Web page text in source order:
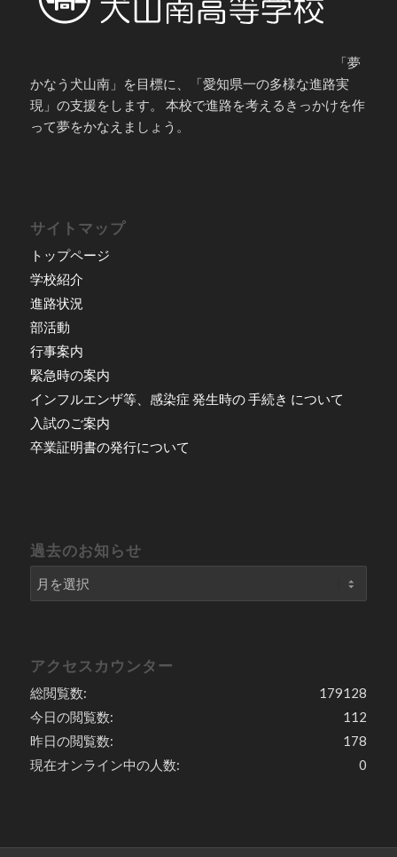
「夢
かなう犬山南」を目標に、「愛知県一の多様な進路実
現」の支援をします。 本校で進路を考えるきっかけを作
って夢をかなえましょう。
サイトマップ
トップページ
学校紹介
進路状況
部活動
行事案内
緊急時の案内
インフルエンザ等、感染症 発生時の 手続き について
入試のご案内
卒業証明書の発行について
過去のお知らせ
アクセスカウンター
179128
総閲覧数:
112
今日の閲覧数:
178
昨日の閲覧数:
0
現在オンライン中の人数: